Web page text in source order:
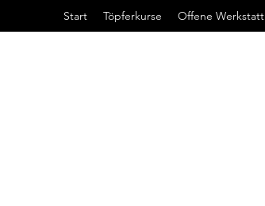
Start Töpferkurse Offene Werkstatt